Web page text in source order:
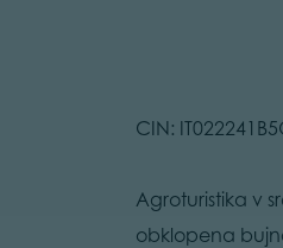
CIN:
Agroturistika v
obklopena